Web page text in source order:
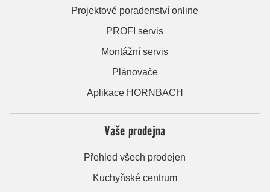
Projektové poradenství online
PROFI servis
Montážní servis
Plánovače
Aplikace HORNBACH
Vaše prodejna
Přehled všech prodejen
Kuchyňské centrum